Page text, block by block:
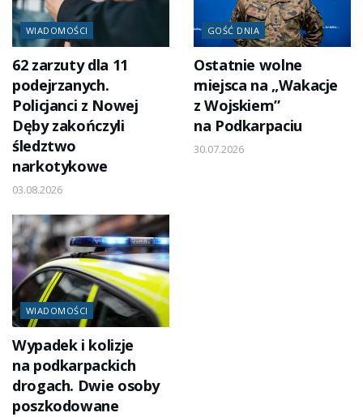
WIADOMOŚCI
62 zarzuty dla 11
podejrzanych.
Policjanci z Nowej
Dęby zakończyli
śledztwo
narkotykowe
03.08.2026
GOŚĆ DNIA
Ostatnie wolne
miejsca na „Wakacje
z Wojskiem”
na Podkarpaciu
30.07.2026
WIADOMOŚCI
Wypadek i kolizje
na podkarpackich
drogach. Dwie osoby
poszkodowane